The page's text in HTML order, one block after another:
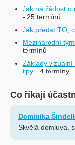
Jak na žádost o
- 25 termínů
Jak předat TO,
Mezinárodní
termínů
Základy vizuální
tipy - 4 termíny
Co říkají
Dominika
Skvělá domluva,